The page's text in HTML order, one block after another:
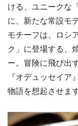
ける、ユニークな
に、新たな常設モ
モチーフは、ロシ
ク」に登場する、
ー。冒険に飛び出
『オデュッセイ
物語を想起させます